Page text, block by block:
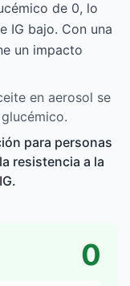
de 0, lo
IG bajo. Con una
un impacto
en aerosol se
para personas
resistencia a la
0